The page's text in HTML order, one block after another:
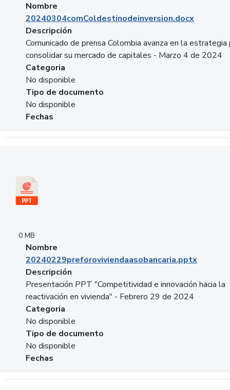
Nombre
20240304comColdestinodeinversion.docx
Descripción
Comunicado de prensa Colombia avanza en la estrategia
consolidar su mercado de capitales - Marzo 4 de 2024
Categoria
No disponible
Tipo de documento
No disponible
Fechas
0 MB
Nombre
20240229preforoviviendaasobancaria.pptx
Descripción
Presentación PPT "Competitividad e innovación hacia la
reactivación en vivienda" - Febrero 29 de 2024
Categoria
No disponible
Tipo de documento
No disponible
Fechas